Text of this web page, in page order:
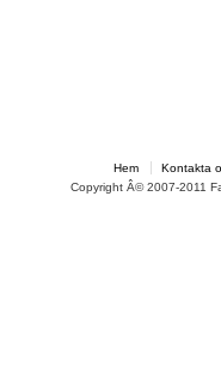
Hem
Kontakta
Copyright Â© 2007-2011